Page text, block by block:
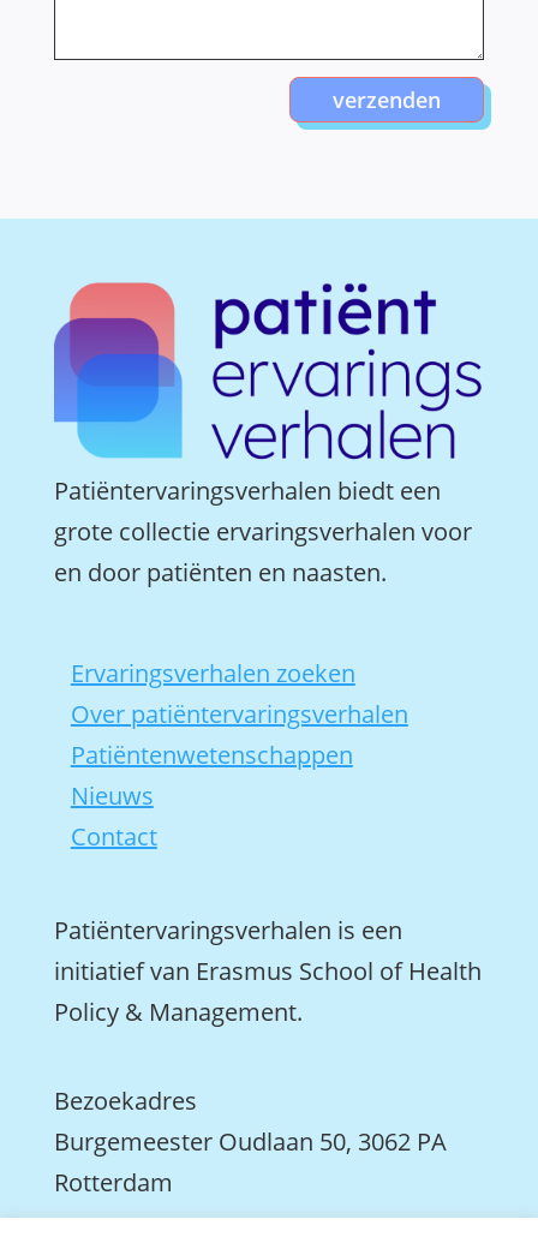
verzenden
Patiëntervaringsverhalen biedt een
grote collectie ervaringsverhalen voor
en door patiënten en naasten.
Ervaringsverhalen zoeken
Over patiëntervaringsverhalen
Patiëntenwetenschappen
Nieuws
Contact
Patiëntervaringsverhalen is een
initiatief van Erasmus School of Health
Policy & Management.
Bezoekadres
Burgemeester Oudlaan 50, 3062 PA
Rotterdam